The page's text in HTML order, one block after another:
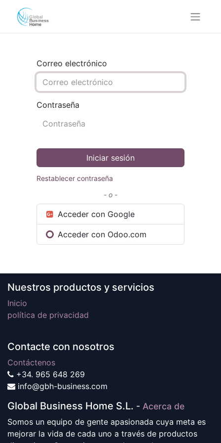
Correo electrónico
Contraseña
Iniciar sesión
Restablecer contraseña
- o -
Acceder con Google
Acceder con Odoo.com
Nuestros productos y servicios
Inicio
política de privacidad
Contacte con nosotros
Contáctenos
+34. ‭965 648 269
info@gbh-business.com
Global Business Home S.L. - Acerca de
Somos un equipo de gente apasionada cuya meta es
mejorar la vida de cada uno a través de productos